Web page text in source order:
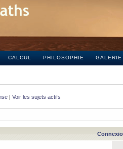
CALCUL PHILOSOPHIE GALERIE
| Voir les sujets actifs